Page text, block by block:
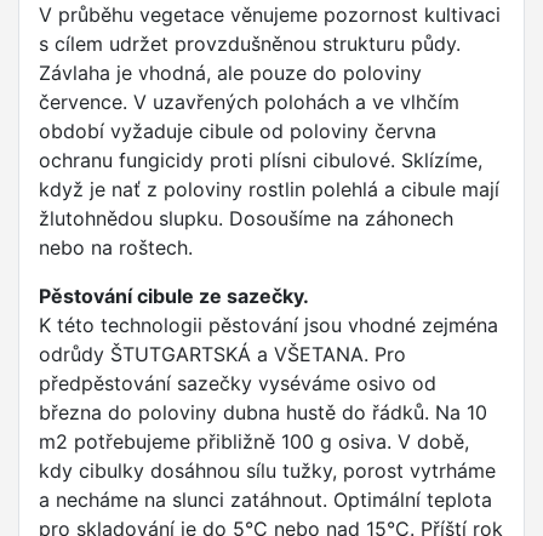
V průběhu vegetace věnujeme pozornost kultivaci
s cílem udržet provzdušněnou strukturu půdy.
Závlaha je vhodná, ale pouze do poloviny
července. V uzavřených polohách a ve vlhčím
období vyžaduje cibule od poloviny června
ochranu fungicidy proti plísni cibulové. Sklízíme,
když je nať z poloviny rostlin polehlá a cibule mají
žlutohnědou slupku. Dosoušíme na záhonech
nebo na roštech.
Pěstování cibule ze sazečky.
K této technologii pěstování jsou vhodné zejména
odrůdy ŠTUTGARTSKÁ a VŠETANA. Pro
předpěstování sazečky vyséváme osivo od
března do poloviny dubna hustě do řádků. Na 10
m2 potřebujeme přibližně 100 g osiva. V době,
kdy cibulky dosáhnou sílu tužky, porost vytrháme
a necháme na slunci zatáhnout. Optimální teplota
pro skladování je do 5°C nebo nad 15°C. Příští rok